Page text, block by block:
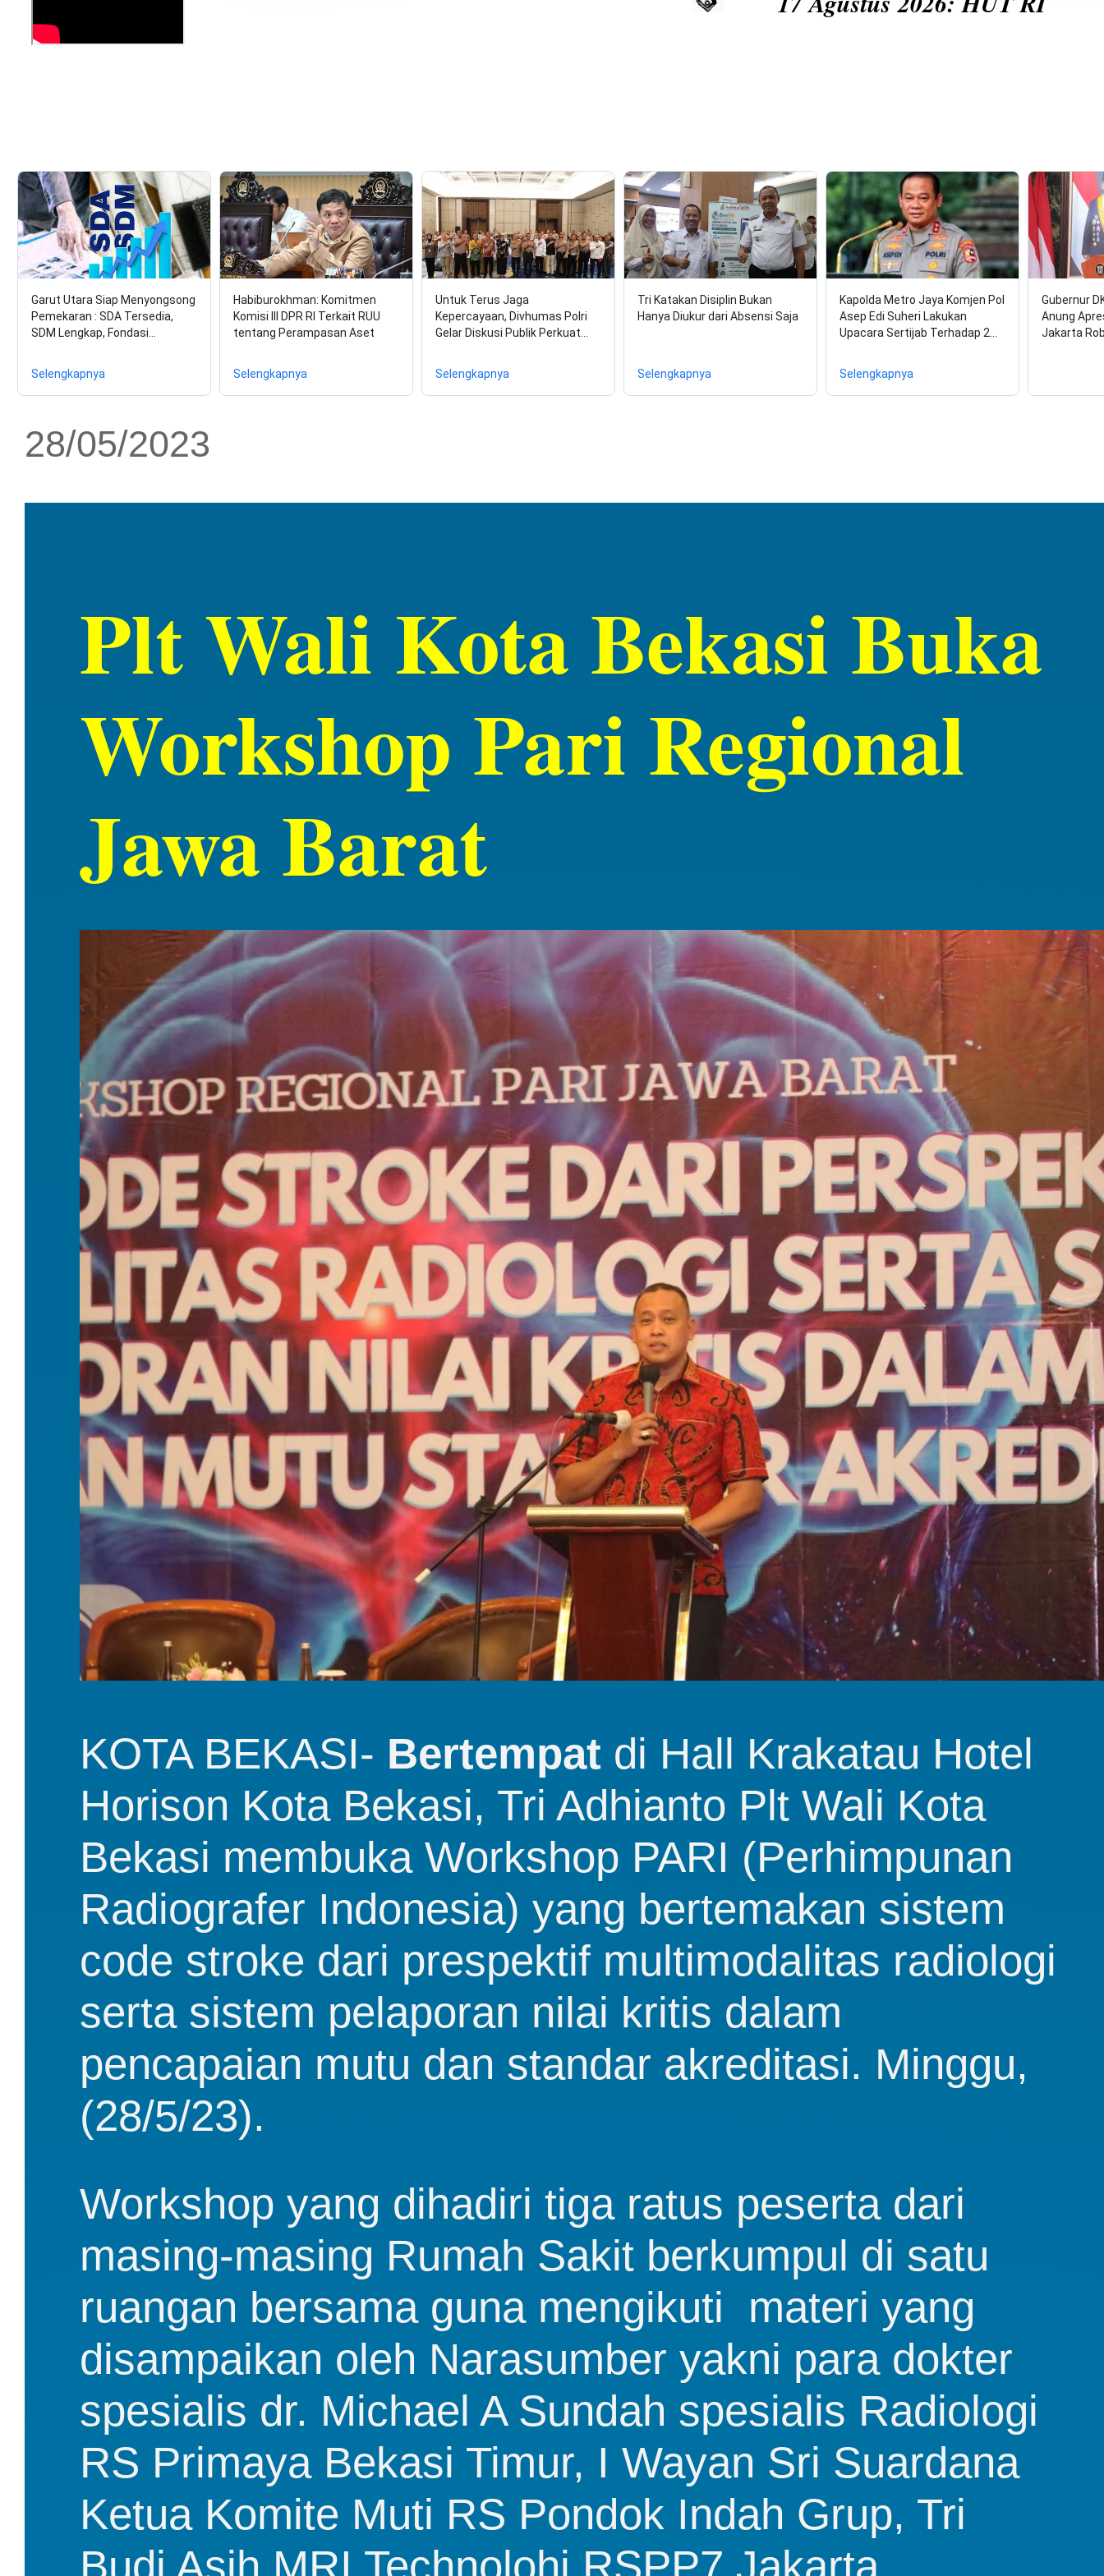
Garut Utara Siap Menyongsong
Pemekaran : SDA Tersedia,
SDM Lengkap, Fondasi…
Selengkapnya
Habiburokhman: Komitmen
Komisi III DPR RI Terkait RUU
tentang Perampasan Aset
Selengkapnya
Untuk Terus Jaga
Kepercayaan, Divhumas Polri
Gelar Diskusi Publik Perkuat…
Selengkapnya
Tri Katakan Disiplin Bukan
Hanya Diukur dari Absensi Saja
Selengkapnya
Kapolda Metro Jaya Komjen Pol
Asep Edi Suheri Lakukan
Upacara Sertijab Terhadap 2…
Selengkapnya
Gubernur
Anung
Jakarta
28/05/2023
Plt Wali Kota Bekasi Buka
Workshop Pari Regional
Jawa Barat
KOTA BEKASI- Bertempat di Hall Krakatau Hotel
Horison Kota Bekasi, Tri Adhianto Plt Wali Kota
Bekasi membuka Workshop PARI (Perhimpunan
Radiografer Indonesia) yang bertemakan sistem
code stroke dari prespektif multimodalitas radiologi
serta sistem pelaporan nilai kritis dalam
pencapaian mutu dan standar akreditasi. Minggu,
(28/5/23).
Workshop yang dihadiri tiga ratus peserta dari
masing-masing Rumah Sakit berkumpul di satu
ruangan bersama guna mengikuti  materi yang
disampaikan oleh Narasumber yakni para dokter
spesialis dr. Michael A Sundah spesialis Radiologi
RS Primaya Bekasi Timur, I Wayan Sri Suardana
Ketua Komite Muti RS Pondok Indah Grup, Tri
Budi Asih MRI Technolohi RSPP7 Jakarta,